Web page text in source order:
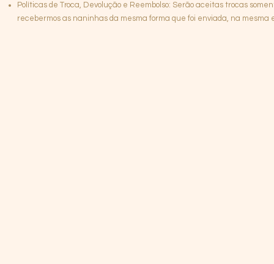
Políticas de Troca, Devolução e Reembolso: Serão aceitas trocas
recebermos as naninhas da mesma forma que foi enviada, na mesma